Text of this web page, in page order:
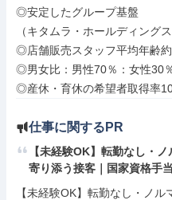
◎安定したグループ基盤
（キタムラ・ホールディング
◎店舗販売スタッフ平均年齢
◎男女比：男性70％：女性30
◎産休・育休の希望者取得率
仕事に関するPR
【未経験OK】転勤なし・
寄り添う接客｜国家資格手
【未経験OK】転勤なし・ノ